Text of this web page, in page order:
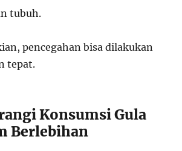
tubuh.
pencegahan bisa dilakukan
tepat.
Konsumsi Gula
Berlebihan